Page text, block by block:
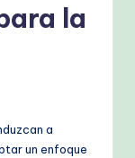
la
a
un enfoque